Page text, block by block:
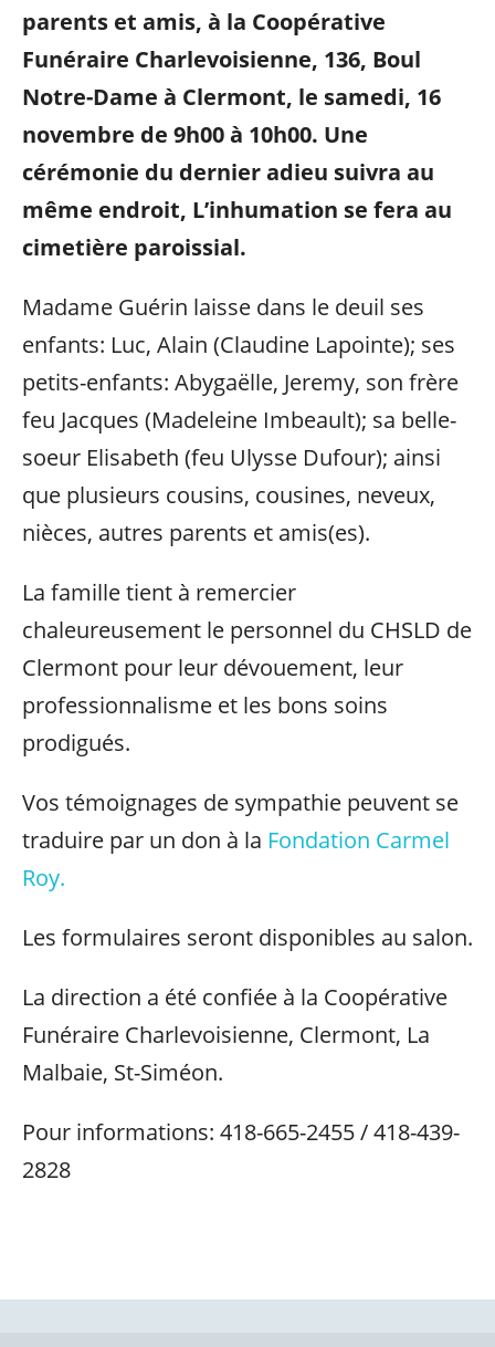
parents et amis, à la Coopérative
Funéraire Charlevoisienne, 136, Boul
Notre-Dame à Clermont, le samedi, 16
novembre de 9h00 à 10h00. Une
cérémonie du dernier adieu suivra au
même endroit, L’inhumation se fera au
cimetière paroissial.
Madame Guérin laisse dans le deuil ses
enfants: Luc, Alain (Claudine Lapointe); ses
petits-enfants: Abygaëlle, Jeremy, son frère
feu Jacques (Madeleine Imbeault); sa belle-
soeur Elisabeth (feu Ulysse Dufour); ainsi
que plusieurs cousins, cousines, neveux,
nièces, autres parents et amis(es).
La famille tient à remercier
chaleureusement le personnel du CHSLD de
Clermont pour leur dévouement, leur
professionnalisme et les bons soins
prodigués.
Vos témoignages de sympathie peuvent se
traduire par un don à la Fondation Carmel
Roy.
Les formulaires seront disponibles au salon.
La direction a été confiée à la Coopérative
Funéraire Charlevoisienne, Clermont, La
Malbaie, St-Siméon.
Pour informations: 418-665-2455 / 418-439-
2828